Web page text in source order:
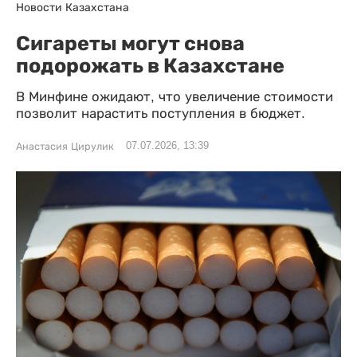
Новости Казахстана
Сигареты могут снова
подорожать в Казахстане
В Минфине ожидают, что увеличение стоимости
позволит нарастить поступления в бюджет.
Анастасия Цирулик 07.07.2026, 13:39